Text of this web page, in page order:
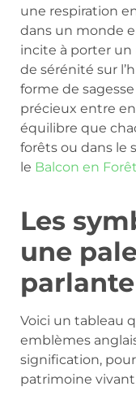
une respiration
dans un monde
incite à porter
de sérénité sur
forme de
précieux entre
équilibre que
forêts ou dans le
le Balcon en Forêt
Les
une
parlante
Voici un tableau
emblèmes
signification,
patrimoine